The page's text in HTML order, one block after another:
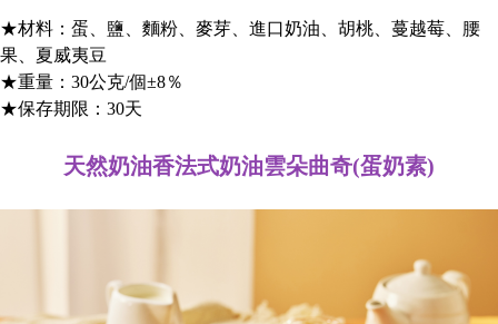
★材料：蛋、鹽、麵粉、麥芽、進口奶油、胡桃、蔓越莓、腰
果、夏威夷豆
★重量：30公克/個±8％
★保存期限：30天
天然奶油香法式奶油雲朵曲奇(蛋奶素)